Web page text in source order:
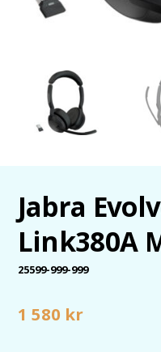
Jabra
Link380A
25599-999-999
1 580 kr